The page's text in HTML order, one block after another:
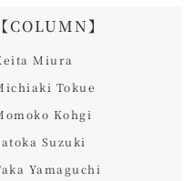
【COLUMN】
Miura
Tokue
Kohgi
Suzuki
Yamaguchi